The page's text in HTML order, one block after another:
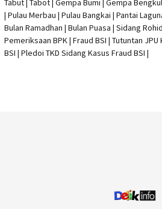
Tabut | Tabot | Gempa Bumi | Gempa
| Pulau Merbau | Pulau Bangkai | Pantai
Bulan Ramadhan | Bulan Puasa | Sidang
Pemeriksaan BPK | Fraud BSI | Tutuntan JPU
BSI | Pledoi TKD Sidang Kasus Fraud BSI |